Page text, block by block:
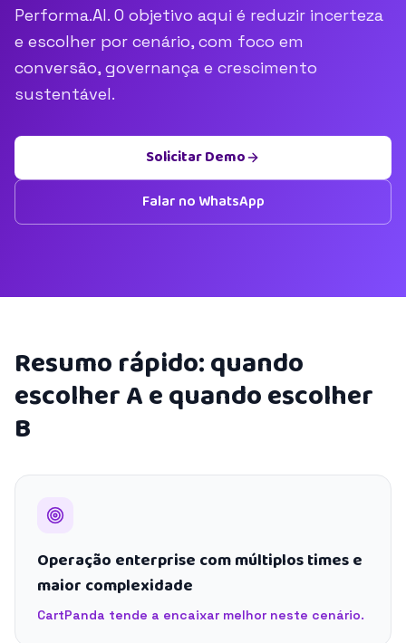
Performa.AI. O objetivo aqui é reduzir incerteza
e escolher por cenário, com foco em
conversão, governança e crescimento
sustentável.
Solicitar Demo
Falar no WhatsApp
Resumo rápido: quando
escolher A e quando escolher
B
Operação enterprise com múltiplos times e
maior complexidade
CartPanda tende a encaixar melhor neste cenário.